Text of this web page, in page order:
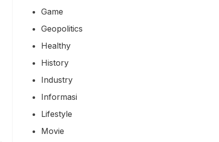
Game
Geopolitics
Healthy
History
Industry
Informasi
Lifestyle
Movie